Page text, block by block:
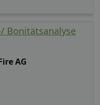
Bonitätsanalyse
AG